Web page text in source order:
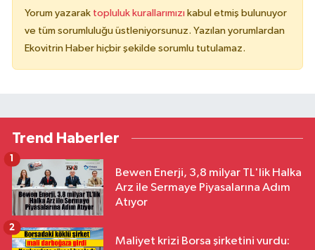
Yorum yazarak topluluk kurallarımızı kabul etmiş bulunuyor
ve tüm sorumluluğu üstleniyorsunuz. Yazılan yorumlardan
Ekovitrin Haber hiçbir şekilde sorumlu tutulamaz.
Trend Haberler
Bewen Enerji, 3,8 milyar TL'lik Halka
Arz ile Sermaye Piyasalarına Adım
Atıyor
1
Maliyet krizi Borsa şirketini vurdu:
2